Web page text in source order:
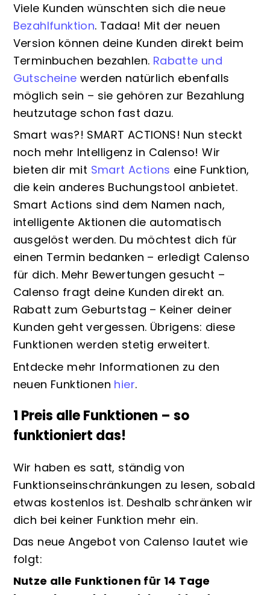
Viele Kunden wünschten sich die neue
Bezahlfunktion. Tadaa! Mit der neuen
Version können deine Kunden direkt beim
Terminbuchen bezahlen. Rabatte und
Gutscheine werden natürlich ebenfalls
möglich sein – sie gehören zur Bezahlung
heutzutage schon fast dazu.
Smart was?! SMART ACTIONS! Nun steckt
noch mehr Intelligenz in Calenso! Wir
bieten dir mit Smart Actions eine Funktion,
die kein anderes Buchungstool anbietet.
Smart Actions sind dem Namen nach,
intelligente Aktionen die automatisch
ausgelöst werden. Du möchtest dich für
einen Termin bedanken – erledigt Calenso
für dich. Mehr Bewertungen gesucht –
Calenso fragt deine Kunden direkt an.
Rabatt zum Geburtstag – Keiner deiner
Kunden geht vergessen. Übrigens: diese
Funktionen werden stetig erweitert.
Entdecke mehr Informationen zu den
neuen Funktionen hier.
1 Preis alle Funktionen – so
funktioniert das!
Wir haben es satt, ständig von
Funktionseinschränkungen zu lesen, sobald
etwas kostenlos ist. Deshalb schränken wir
dich bei keiner Funktion mehr ein.
Das neue Angebot von Calenso lautet wie
folgt:
Nutze alle Funktionen für 14 Tage